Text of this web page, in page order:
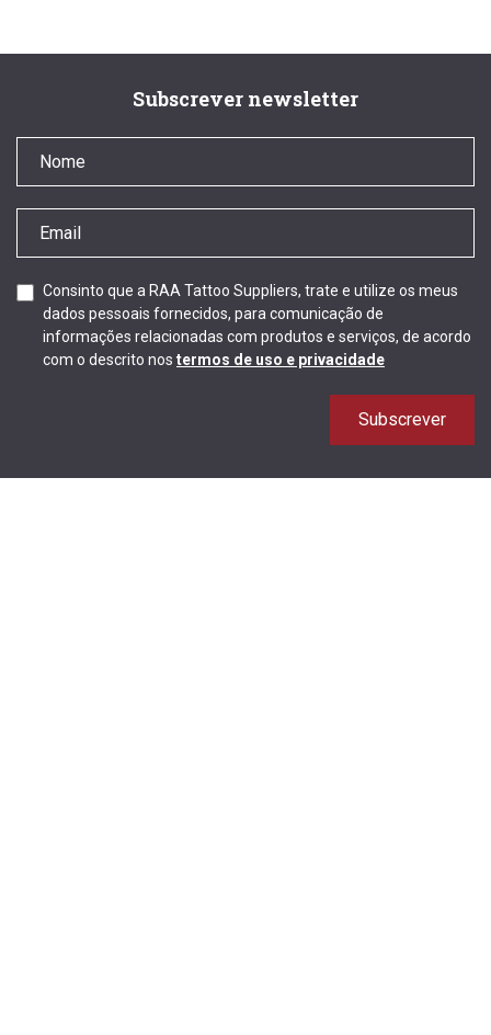
Subscrever newsletter
Consinto que a RAA Tattoo Suppliers, trate e utilize os meus
dados pessoais fornecidos, para comunicação de
informações relacionadas com produtos e serviços, de acordo
com o descrito nos termos de uso e privacidade
Subscrever